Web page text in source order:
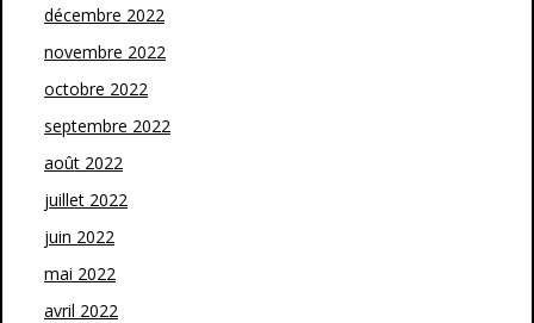
décembre 2022
novembre 2022
octobre 2022
septembre 2022
août 2022
juillet 2022
juin 2022
mai 2022
avril 2022